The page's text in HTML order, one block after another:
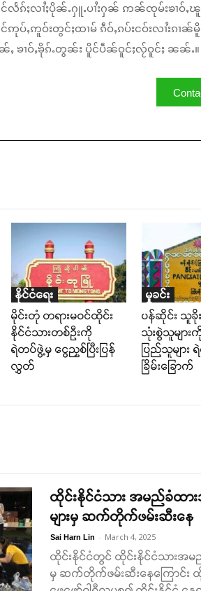
င်လႅၵ်ႈလၢႆႈပိုၼ်ႉႁူႉပၢႆးႁၼ် ဢၼ်ၸုမ်းၶၢဝ်ႇ
ဢုပ်ႇဢူဝ်းတွင်ႈထၢမ် ၵဵဝ်ႇၵပ်းငဝ်းလၢႆးၵၢၼ်
ႇ ၶၢဝ်ႇၶိုၵ်ႉတွၼ်း ပိူင်ပဵၼ်ဝူင်ႈလႂ်ဝူင်ႈ ၼၼ်ႉ။
နိုင်ငံရေး
မိုင်းတုံ တရားမဝင်ထိုင်း
နိုင်ငံသားတစ်ဦးကို
ရဲတပ်ဖွဲ့မှ ငွေညှစ်ပြီးပြန်
လွှတ်
မှုခင်း
ပန်ဆိုင်း သူခို
သုံးစွဲသူမျာ
ပြည်သူမျာ
ခြိမ်းခြောက်
ထိုင်းနိုင်ငံသား အမည်ခံထားသ
များမှ ဆက်တိုက်ဖမ်းဆီးနေ
Sai Harn Lin - March 4, 2025
ထိုင်းနိုင်ငံတွင် ထိုင်းနိုင်ငံသားအမည်ခံ
မှ ဆက်တိုက်ဖမ်းဆီးနေကြောင်း